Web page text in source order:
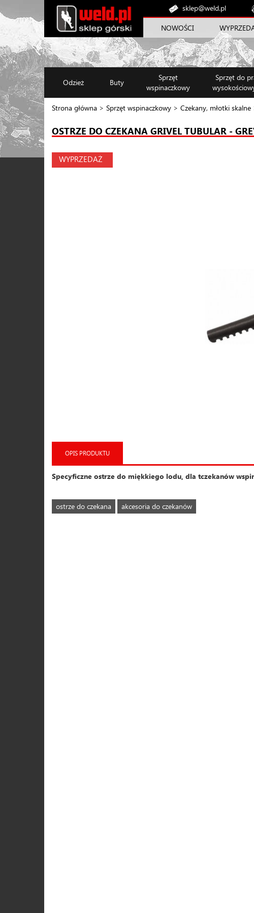
sklep@weld.pl
NOWOŚCI
Odzież Buty
Sprzęt
wspinaczkowy
Sprzęt do
Strona główna > Sprzęt wspinaczkowy > Czekany, młotki skalne
OSTRZE DO CZEKANA GRIVEL TUBULAR -
WYPRZEDAŻ
OPIS PRODUKTU
Specyficzne ostrze do miękkiego lodu, dla tczekanów
ostrze do czekana akcesoria do czekanów